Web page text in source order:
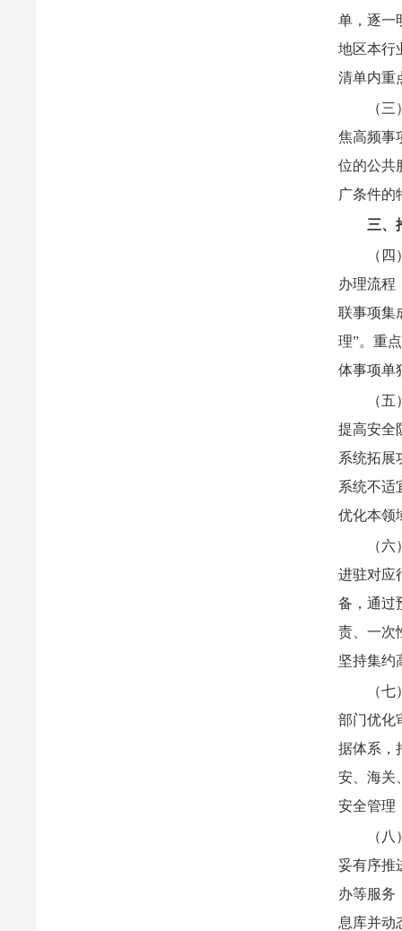
单，逐一
地区本行
清单内重
（
焦高频事
位的公共
广条件的
三、
（
办理流程
联事项集
理”。重
体事项单
（
提高安全
系统拓展
系统不适
优化本领
（
进驻对应
备，通过
责、一次
坚持集约
（
部门优化
据体系，
安、海关
安全管理
（
妥有序推
办等服务
息库并动